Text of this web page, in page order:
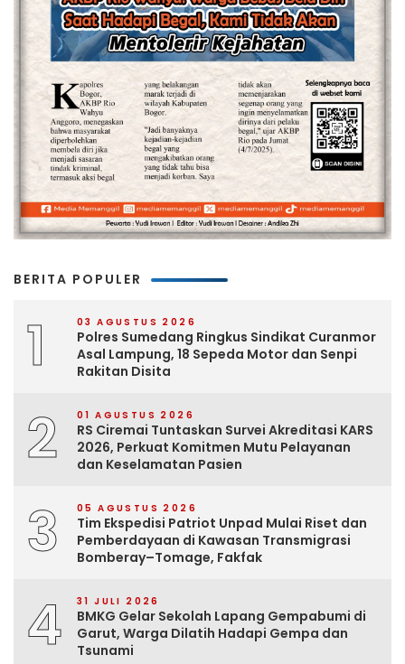
BERITA POPULER
1 03 AGUSTUS 2026
Polres Sumedang Ringkus Sindikat Curanmor
Asal Lampung, 18 Sepeda Motor dan Senpi
Rakitan Disita
2 01 AGUSTUS 2026
RS Ciremai Tuntaskan Survei Akreditasi KARS
2026, Perkuat Komitmen Mutu Pelayanan
dan Keselamatan Pasien
3 05 AGUSTUS 2026
Tim Ekspedisi Patriot Unpad Mulai Riset dan
Pemberdayaan di Kawasan Transmigrasi
Bomberay–Tomage, Fakfak
4 31 JULI 2026
BMKG Gelar Sekolah Lapang Gempabumi di
Garut, Warga Dilatih Hadapi Gempa dan
Tsunami